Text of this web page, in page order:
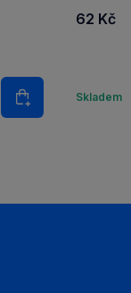
Množství
Do košíku
62 Kč
Skladem